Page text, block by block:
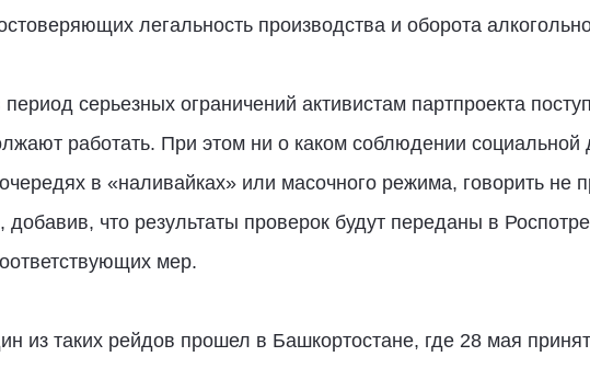
легальность производства и оборота
серьезных ограничений активистам партпроекта
работать. При этом ни о каком соблюдении социальной
очередях в «наливайках» или масочного режима, говорить не
добавив, что результаты проверок будут переданы в
мер.
из таких рейдов прошел в Башкортостане, где 28 мая